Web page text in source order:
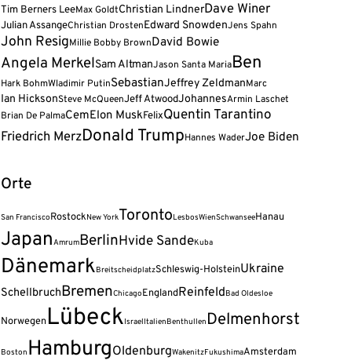
Tim Berners LeeMax GoldtChristian LindnerDave Winer
Julian AssangeChristian DrostenEdward SnowdenJens Spahn
John ResigMillie Bobby BrownDavid Bowie
Angela MerkelSam AltmanJason Santa MariaBen
Hark BohmWladimir PutinSebastianJeffrey ZeldmanMarc
Ian HicksonSteve McQueenJeff AtwoodJohannesArmin Laschet
Brian De PalmaCemElon MuskFelixQuentin Tarantino
Friedrich MerzDonald TrumpHannes WaderJoe Biden
Orte
San FranciscoRostockNew YorkTorontoLesbosWienSchwanseeHanau
JapanAmrumBerlinHvide SandeKuba
DänemarkBreitscheidplatzSchleswig-HolsteinUkraine
SchellbruchBremenChicagoEnglandReinfeldBad Oldesloe
NorwegenLübeckIsraelItalienBenthullen Delmenhorst
Boston HamburgOldenburgWakenitzFukushimaAmsterdam